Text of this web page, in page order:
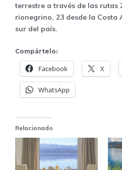
terrestre a través de las rutas
rionegrino, 23 desde la Costa
sur del país.
Compártelo:
Facebook X
WhatsApp
Relacionado